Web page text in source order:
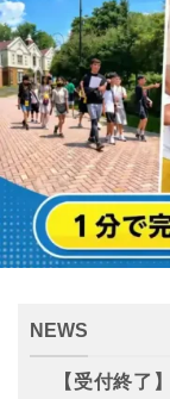
NEWS
【受付終了